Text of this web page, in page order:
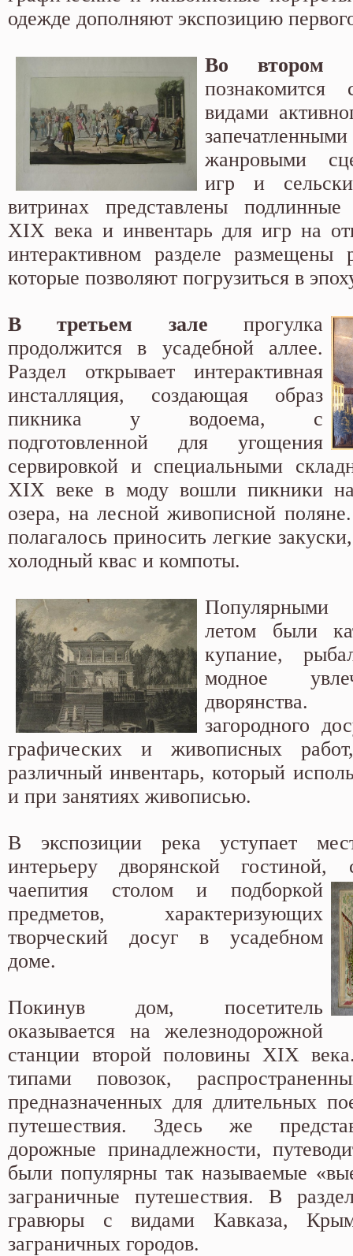
одежде дополняют экспозицию
Во втором
познакомится
видами
жанровыми
игр и
витринах представлены
XIX века и инвентарь для игр на
интерактивном разделе размещены
которые позволяют погрузиться в
В третьем зале прогулка
продолжится в усадебной аллее.
Раздел открывает интерактивная
инсталляция, создающая образ
пикникау водоема, с
подготовленной для угощения
сервировкой и специальными
XIX веке в моду вошли пикники
озера, на лесной живописной
полагалось приносить легкие
холодный квас и компоты.
летом были
купание,
модное
дворянства.
загородного
графических и живописных
различный инвентарь, который
и при занятиях живописью.
В экспозиции река уступает
интерьеру дворянской
чаепития столом и подборкой
предметов, характеризующих
творческий досуг в усадебном
доме.
Покинув дом, посетитель
оказывается на железнодорожной
станции второй половины XIX
типами повозок,
предназначенных для длительных
путешествия. Здесь же
дорожные принадлежности,
были популярны так называемые
заграничные путешествия. В
гравюры с видами Кавказа,
заграничных городов.